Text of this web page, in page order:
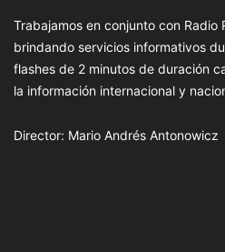
Trabajamos en conjunto con Radio
brindando servicios informativos
flashes de 2 minutos de duración
la información internacional y
Director: Mario Andrés Antonowicz